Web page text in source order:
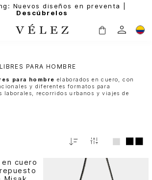
Nuevos diseños en preventa |
Descúbrelos
PARA HOMBRE
para hombre elaborados en cuero, con
y diferentes formatos para
laborales, recorridos urbanos y viajes de
Fecha